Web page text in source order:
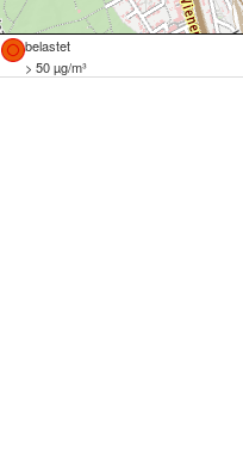
belastet
> 50 µg/m³